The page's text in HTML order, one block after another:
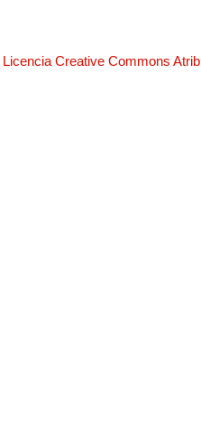
Licencia Creative Commons